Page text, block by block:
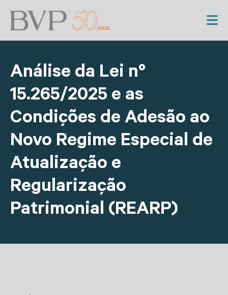
Análise da Lei nº
15.265/2025 e as
Condições de Adesão ao
Novo Regime Especial de
Atualização e
Regularização
Patrimonial (REARP)